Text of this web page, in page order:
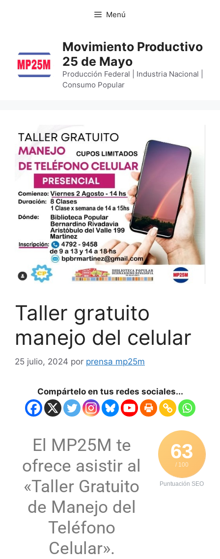
Menú
Movimiento Productivo
25 de Mayo
Producción Federal | Industria Nacional |
Consumo Popular
Taller gratuito
manejo del celular
25 julio, 2024 por prensa mp25m
Compártelo en tus redes sociales...
63
/ 100
Puntuación SEO
El MP25M te
ofrece asistir al
«Taller Gratuito
de Manejo del
Teléfono
Celular».